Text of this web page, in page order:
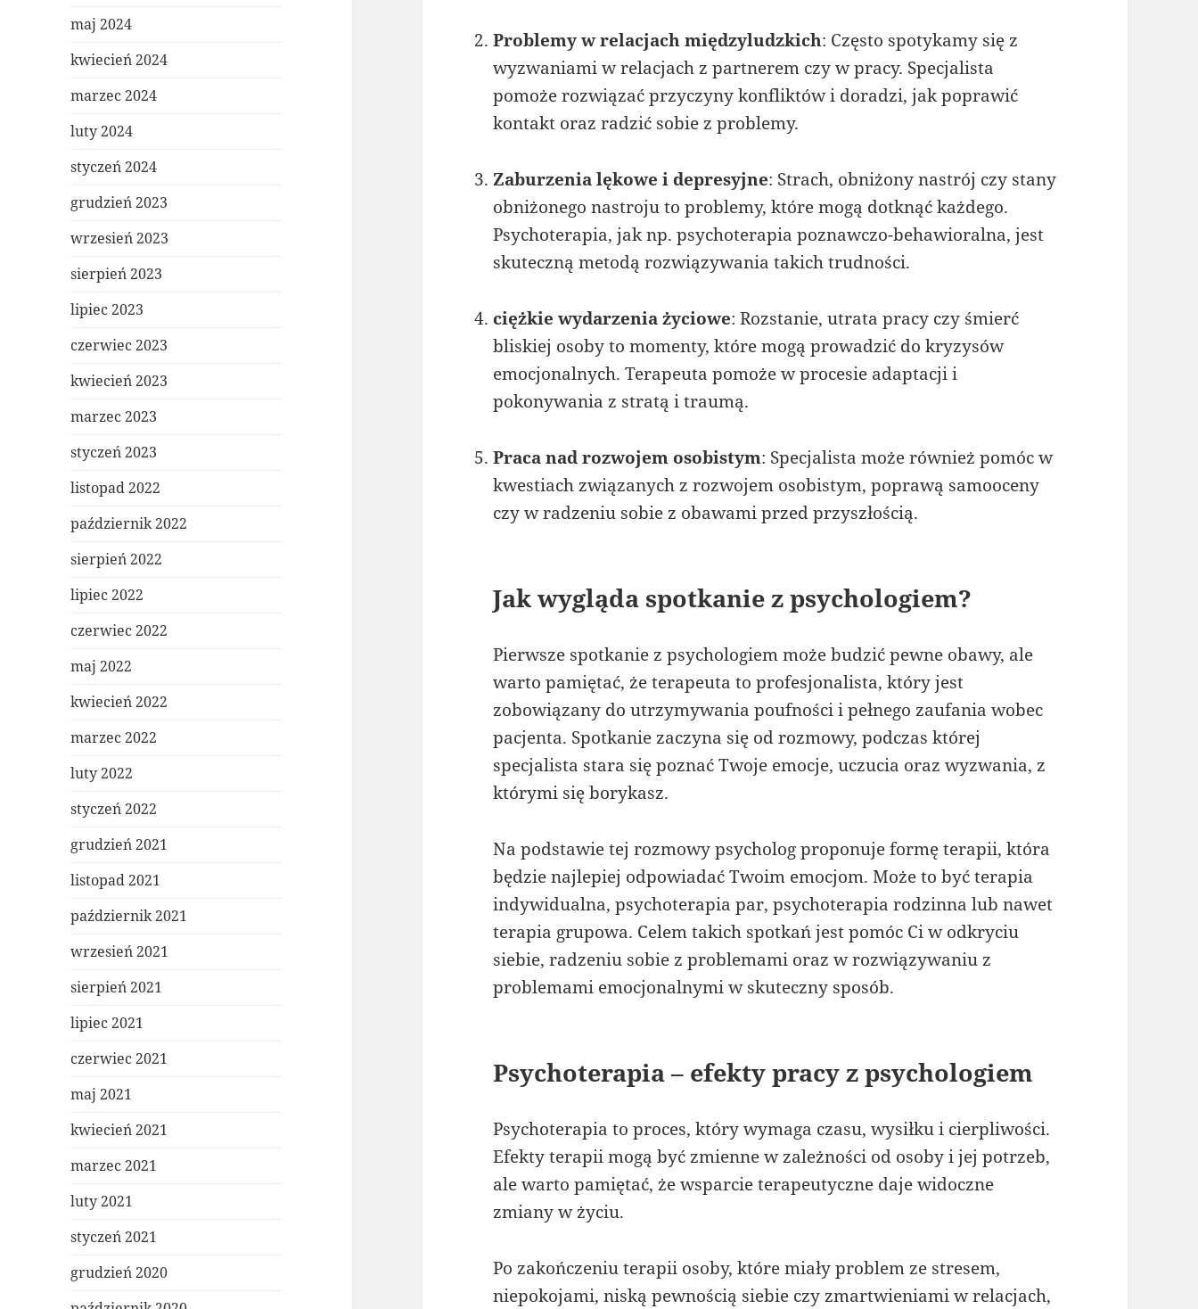
maj 2024
kwiecień 2024
marzec 2024
luty 2024
styczeń 2024
grudzień 2023
wrzesień 2023
sierpień 2023
lipiec 2023
czerwiec 2023
kwiecień 2023
marzec 2023
styczeń 2023
listopad 2022
październik 2022
sierpień 2022
lipiec 2022
czerwiec 2022
maj 2022
kwiecień 2022
marzec 2022
luty 2022
styczeń 2022
grudzień 2021
listopad 2021
październik 2021
wrzesień 2021
sierpień 2021
lipiec 2021
czerwiec 2021
maj 2021
kwiecień 2021
marzec 2021
luty 2021
styczeń 2021
grudzień 2020
Problemy w relacjach międzyludzkich: Często spotykamy się z
wyzwaniami w relacjach z partnerem czy w pracy. Specjalista
pomoże rozwiązać przyczyny konfliktów i doradzi, jak poprawić
kontakt oraz radzić sobie z problemy.
Zaburzenia lękowe i depresyjne: Strach, obniżony nastrój czy stany
obniżonego nastroju to problemy, które mogą dotknąć każdego.
Psychoterapia, jak np. psychoterapia poznawczo-behawioralna, jest
skuteczną metodą rozwiązywania takich trudności.
ciężkie wydarzenia życiowe: Rozstanie, utrata pracy czy śmierć
bliskiej osoby to momenty, które mogą prowadzić do kryzysów
emocjonalnych. Terapeuta pomoże w procesie adaptacji i
pokonywania z stratą i traumą.
Praca nad rozwojem osobistym: Specjalista może również pomóc w
kwestiach związanych z rozwojem osobistym, poprawą samooceny
czy w radzeniu sobie z obawami przed przyszłością.
Jak wygląda spotkanie z psychologiem?
Pierwsze spotkanie z psychologiem może budzić pewne obawy, ale
warto pamiętać, że terapeuta to profesjonalista, który jest
zobowiązany do utrzymywania poufności i pełnego zaufania wobec
pacjenta. Spotkanie zaczyna się od rozmowy, podczas której
specjalista stara się poznać Twoje emocje, uczucia oraz wyzwania, z
którymi się borykasz.
Na podstawie tej rozmowy psycholog proponuje formę terapii, która
będzie najlepiej odpowiadać Twoim emocjom. Może to być terapia
indywidualna, psychoterapia par, psychoterapia rodzinna lub nawet
terapia grupowa. Celem takich spotkań jest pomóc Ci w odkryciu
siebie, radzeniu sobie z problemami oraz w rozwiązywaniu z
problemami emocjonalnymi w skuteczny sposób.
Psychoterapia – efekty pracy z psychologiem
Psychoterapia to proces, który wymaga czasu, wysiłku i cierpliwości.
Efekty terapii mogą być zmienne w zależności od osoby i jej potrzeb,
ale warto pamiętać, że wsparcie terapeutyczne daje widoczne
zmiany w życiu.
Po zakończeniu terapii osoby, które miały problem ze stresem,
niepokojami, niską pewnością siebie czy zmartwieniami w relacjach,